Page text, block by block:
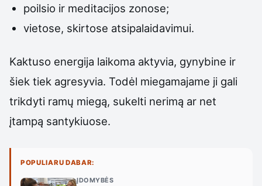
poilsio ir meditacijos zonose;
vietose, skirtose atsipalaidavimui.
Kaktuso energija laikoma aktyvia, gynybine ir
šiek tiek agresyvia. Todėl miegamajame ji gali
trikdyti ramų miegą, sukelti nerimą ar net
įtampą santykiuose.
POPULIARU DABAR:
ĮDOMYBĖS